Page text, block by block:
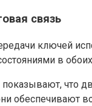
связь
ключей
в
показывают, что
обеспечивают